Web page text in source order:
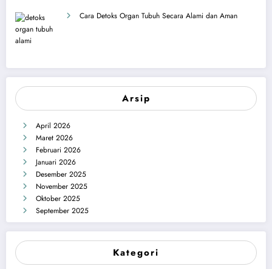
Cara Detoks Organ Tubuh Secara Alami dan Aman
Arsip
April 2026
Maret 2026
Februari 2026
Januari 2026
Desember 2025
November 2025
Oktober 2025
September 2025
Kategori